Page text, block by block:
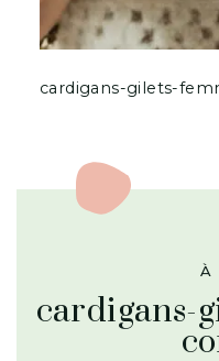
cardigans-gilets-
À
cardigans-